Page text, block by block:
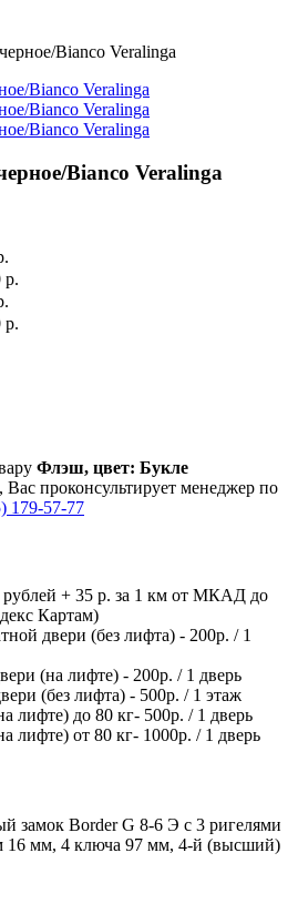
Bianco Veralinga
Bianco Veralinga
р.
р.
Флэш, цвет: Букле
, Вас проконсультирует менеджер по
179-57-77
+ 35 р. за 1 км от МКАД до
Картам)
двери (без лифта) - 200р. / 1
(на лифте) - 200р. / 1 дверь
(без лифта) - 500р. / 1 этаж
лифте) до 80 кг- 500р. / 1 дверь
лифте) от 80 кг- 1000р. / 1 дверь
замок Border G 8-6 Э с 3 ригелями
16 мм, 4 ключа 97 мм, 4-й (высший)